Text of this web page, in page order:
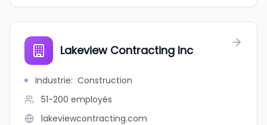
Lakeview Contracting Inc
Industrie: Construction
51-200 employés
lakeviewcontracting.com